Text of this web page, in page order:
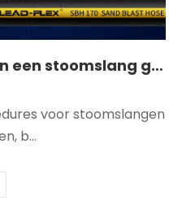
Hoe wordt de druk van een stoomslang getest? Een praktische inspectiechecklist
voor stoomslangen
b...